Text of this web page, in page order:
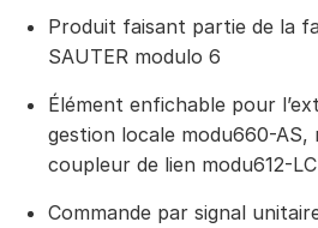
Produit faisant partie de la
SAUTER modulo 6
Élément enfichable pour
gestion locale modu660-AS,
coupleur de lien modu612-LC
Commande par signal